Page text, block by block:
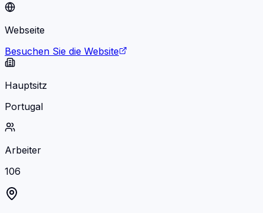
Webseite
Besuchen Sie die Website
Hauptsitz
Portugal
Arbeiter
106